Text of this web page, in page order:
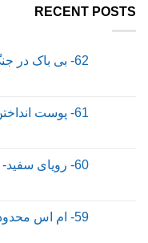
RECENT POSTS
62- بی باک در جنگ- آتنا بی باک- بخش سوم
61- پوست انداختن- آتنا بی باک- بخش دوم
60- رویای سفید- آتنا بی باک- بخش اول
59- ام اس محدودیت نیست- مهرداد شهلایی- بخش سوم